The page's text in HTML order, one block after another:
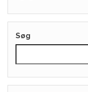
Søg